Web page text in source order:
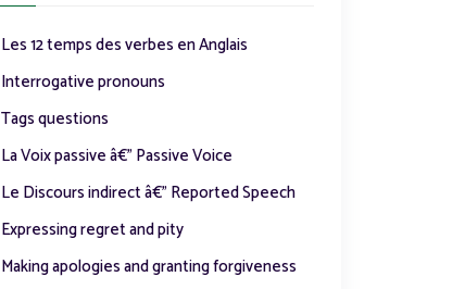
Les 12 temps des verbes en Anglais
Interrogative pronouns
Tags questions
La Voix passive â€” Passive Voice
Le Discours indirect â€” Reported Speech
Expressing regret and pity
Making apologies and granting forgiveness